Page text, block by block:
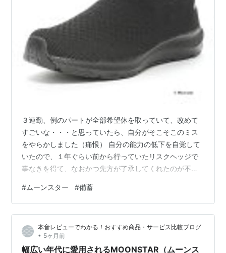
３連勤、例のパートが全部希望休を取っていて、改めて
すごいな・・・と思っていたら、自分がそこそこのミス
をやらかしました（痛恨） 自分の能力の低下を自覚して
いたので、１年ぐらい前から行っていたリスクヘッジで
事なきを得て、なおかつ先方が了承してくれたのが不幸
りできて、 改めて私がこの仕事が好きだけど、転職した
いと思っているのは主に企業風土が原因なんだなと再確
認して悲しく成っていたけど、 その緩さで自分が助けら
れたのかもしれないと思うと恥ずかしいです。 ただも
う、これは妄想（？）ですが、私は２か月後に、理想の
#ムーンスター #備蓄
本音レビューでわかる！おすすめ商品・サービス比較ブログ
• 5ヶ月前
幅広い年代に愛用されるMOONSTAR（ムーンス